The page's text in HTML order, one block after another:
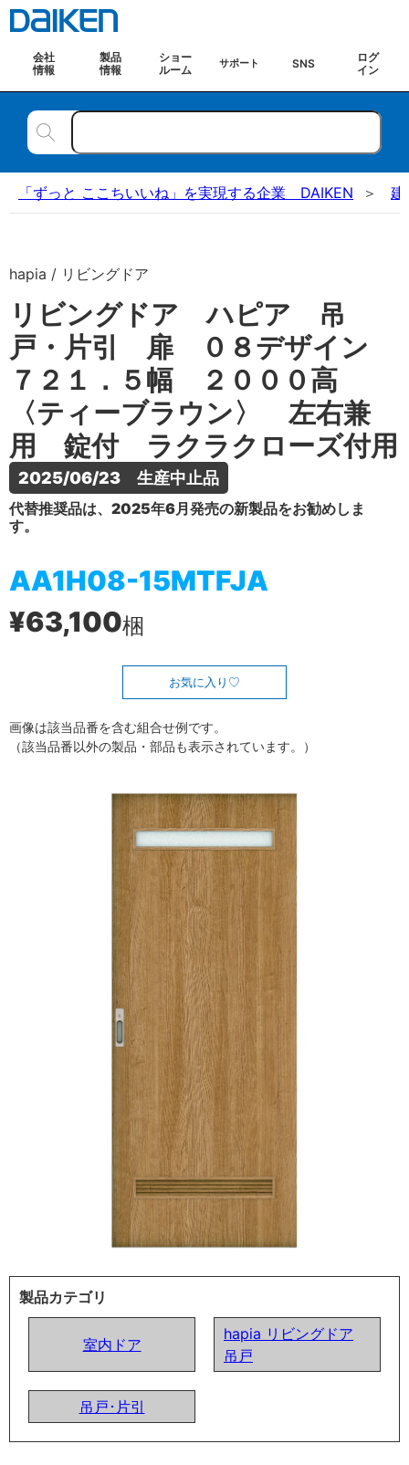
会社
情報
製品
情報
ショー
ルーム
サポート SNS
ログ
イン
「ずっと ここちいいね」を実現する企業 DAIKEN 建
hapia / リビングドア
リビングドア ハピア 吊
戸・片引 扉 ０８デザイン
７２１．５幅 ２０００高
〈ティーブラウン〉 左右兼
用 錠付 ラクラクローズ付用
2025/06/23　生産中止品
代替推奨品は、2025年6月発売の新製品をお勧めしま
す。
AA1H08-15MTFJA
¥63,100梱
お気に入り
画像は該当品番を含む組合せ例です。
（該当品番以外の製品・部品も表示されています。）
製品カテゴリ
室内ドア
hapia リビングドア
吊戸
吊戸･片引